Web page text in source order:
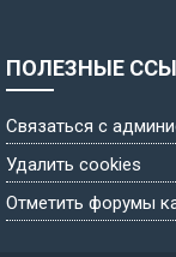
ПОЛЕЗНЫЕ
Связаться с
Удалить cookies
Отметить форумы